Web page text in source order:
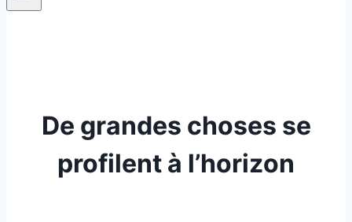
De grandes choses se
profilent à l’horizon